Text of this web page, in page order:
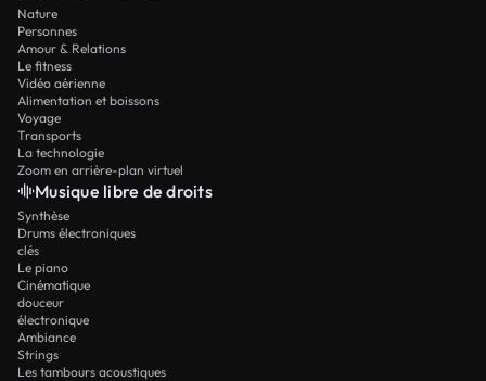
Nature
Personnes
Amour & Relations
Le fitness
Vidéo aérienne
Alimentation et boissons
Voyage
Transports
La technologie
Zoom en arrière-plan virtuel
Musique libre de droits
Synthèse
Drums électroniques
clés
Le piano
Cinématique
douceur
électronique
Ambiance
Strings
Les tambours acoustiques